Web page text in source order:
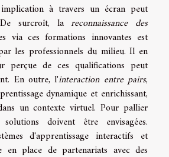
à travers un écran peut
De surcroît, lareconnaissance des
via ces formations innovantes est
les professionnels du milieu. Il en
perçue de ces qualifications peut
En outre, l'interaction entre pairs,
dynamique et enrichissant,
un contexte virtuel. Pour pallier
doivent être envisagées.
d'apprentissage interactifs et
en place de partenariats avec des